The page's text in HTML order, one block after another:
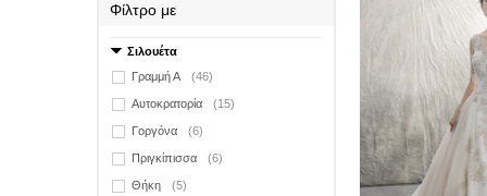
Φίλτρο με
Σιλουέτα
Γραμμή Α
(46)
Αυτοκρατορία (15)
Γοργόνα (6)
Πριγκίπισσα (6)
Θήκη (5)